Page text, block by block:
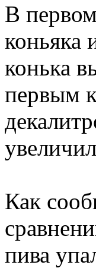
В
коньяка
конька
первым
Как
пива